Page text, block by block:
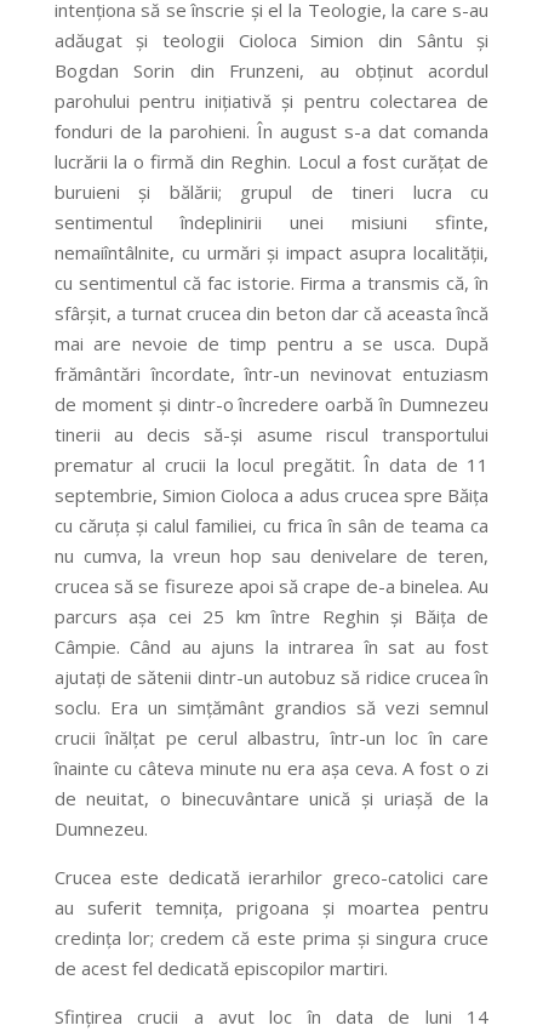
intenţiona să se înscrie şi el la Teologie, la care s-au
adăugat şi teologii Cioloca Simion din Sântu şi
Bogdan Sorin din Frunzeni, au obţinut acordul
parohului pentru iniţiativă şi pentru colectarea de
fonduri de la parohieni. În august s-a dat comanda
lucrării la o firmă din Reghin. Locul a fost curăţat de
buruieni și bălării; grupul de tineri lucra cu
sentimentul îndeplinirii unei misiuni sfinte,
nemaiîntâlnite, cu urmări şi impact asupra localităţii,
cu sentimentul că fac istorie. Firma a transmis că, în
sfârșit, a turnat crucea din beton dar că aceasta încă
mai are nevoie de timp pentru a se usca. După
frământări încordate, într-un nevinovat entuziasm
de moment şi dintr-o încredere oarbă în Dumnezeu
tinerii au decis să-şi asume riscul transportului
prematur al crucii la locul pregătit. În data de 11
septembrie, Simion Cioloca a adus crucea spre Băiţa
cu căruţa şi calul familiei, cu frica în sân de teama ca
nu cumva, la vreun hop sau denivelare de teren,
crucea să se fisureze apoi să crape de-a binelea. Au
parcurs aşa cei 25 km între Reghin şi Băiţa de
Câmpie. Când au ajuns la intrarea în sat au fost
ajutaţi de sătenii dintr-un autobuz să ridice crucea în
soclu. Era un simţământ grandios să vezi semnul
crucii înălţat pe cerul albastru, într-un loc în care
înainte cu câteva minute nu era așa ceva. A fost o zi
de neuitat, o binecuvântare unică şi uriaşă de la
Dumnezeu.
Crucea este dedicată ierarhilor greco-catolici care
au suferit temniţa, prigoana şi moartea pentru
credinţa lor; credem că este prima şi singura cruce
de acest fel dedicată episcopilor martiri.
Sfinţirea crucii a avut loc în data de luni 14